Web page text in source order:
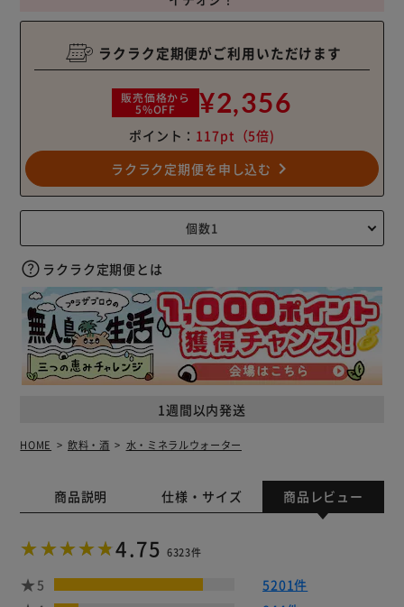
1週間以内発送
ラクラク定期便がご利用いただけます
販売価格から
5%OFF ¥2,356
ポイント： 117pt （5倍)
ラクラク定期便を申し込む navigate_next
ラクラク定期便とは
HOME 飲料・酒 水・ミネラルウォーター
商品説明 仕様・サイズ 商品レビュー
4.75 6323件
5
5201件